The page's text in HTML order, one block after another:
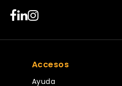
Accesos
Ayuda